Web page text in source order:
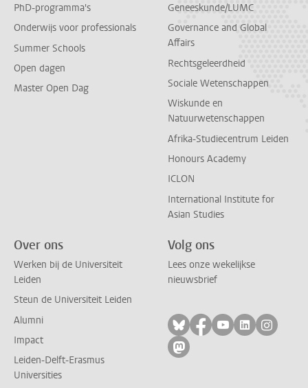
PhD-programma's
Onderwijs voor professionals
Summer Schools
Open dagen
Master Open Dag
Geneeskunde/LUMC
Governance and Global
Affairs
Rechtsgeleerdheid
Sociale Wetenschappen
Wiskunde en
Natuurwetenschappen
Afrika-Studiecentrum Leiden
Honours Academy
ICLON
International Institute for
Asian Studies
Over ons
Werken bij de Universiteit
Leiden
Steun de Universiteit Leiden
Alumni
Impact
Leiden-Delft-Erasmus
Universities
Volg ons
Lees onze wekelijkse
nieuwsbrief
Volg ons op bluesky
Volg ons op
Volg ons op
Volg ons
Volg
Volg ons op mastodon